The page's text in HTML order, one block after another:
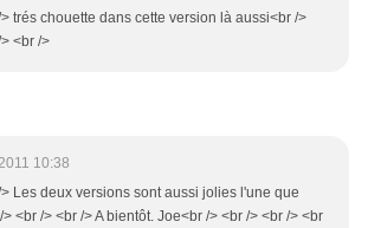
trés chouette dans cette version là aussi<br />
<br />
10:38
Les deux versions sont aussi jolies l'une que
> <br /> <br /> A bientôt. Joe<br /> <br /> <br /> <br